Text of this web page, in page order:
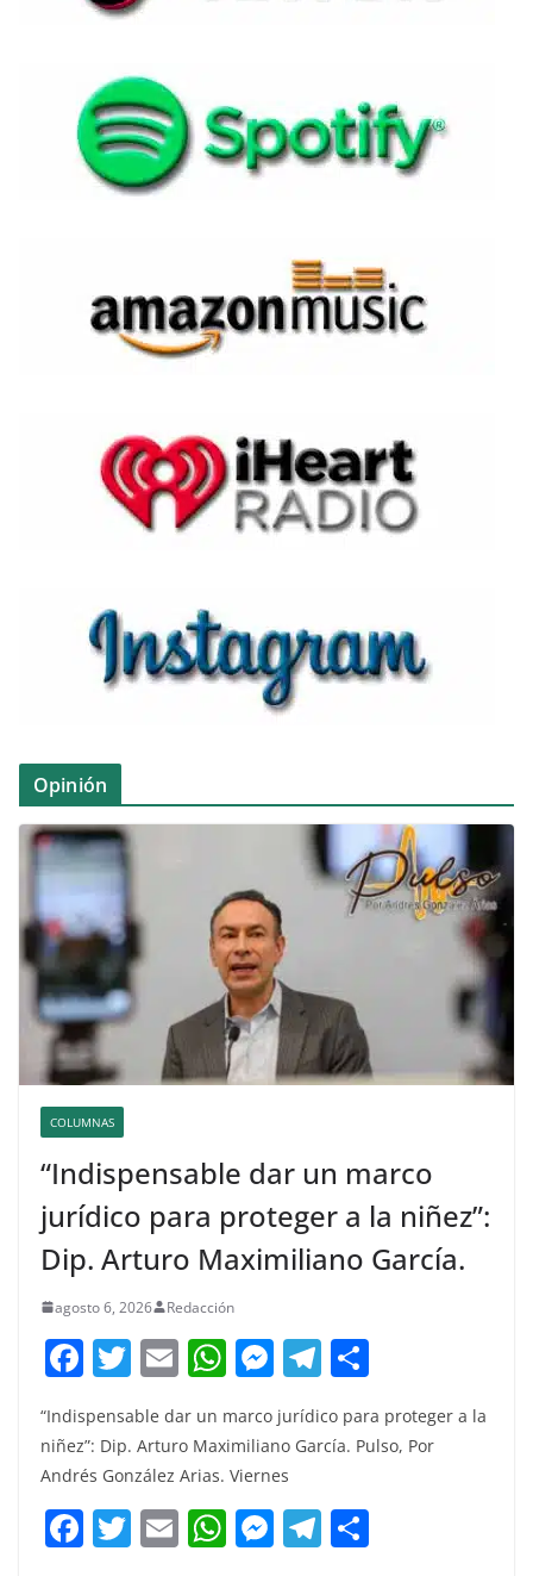
Opinión
COLUMNAS
“Indispensable dar un marco
jurídico para proteger a la niñez”:
Dip. Arturo Maximiliano García.
agosto 6, 2026 Redacción
F
c
e
b
o
T
w
itt
er
E
ai
l
W
at
s
A
p
M
e
ss
e
n
g
T
e
a
m
m
“Indispensable dar un marco jurídico para proteger a la
niñez”: Dip. Arturo Maximiliano García. Pulso, Por
Andrés González Arias. Viernes
F T E W M T